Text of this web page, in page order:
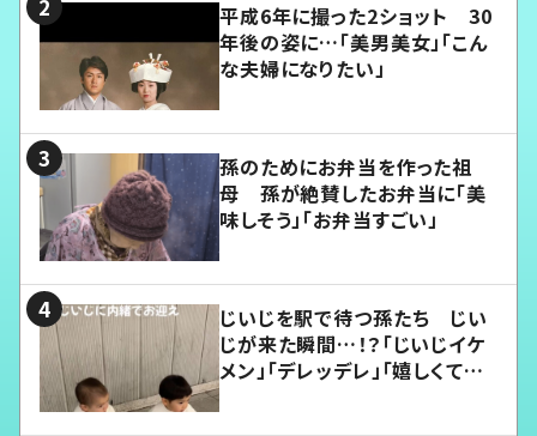
平成6年に撮った2ショット 30
年後の姿に…「美男美女」「こん
な夫婦になりたい」
孫のためにお弁当を作った祖
母 孫が絶賛したお弁当に「美
味しそう」「お弁当すごい」
じいじを駅で待つ孫たち じい
じが来た瞬間…！？「じいじイケ
メン」「デレッデレ」「嬉しくて可